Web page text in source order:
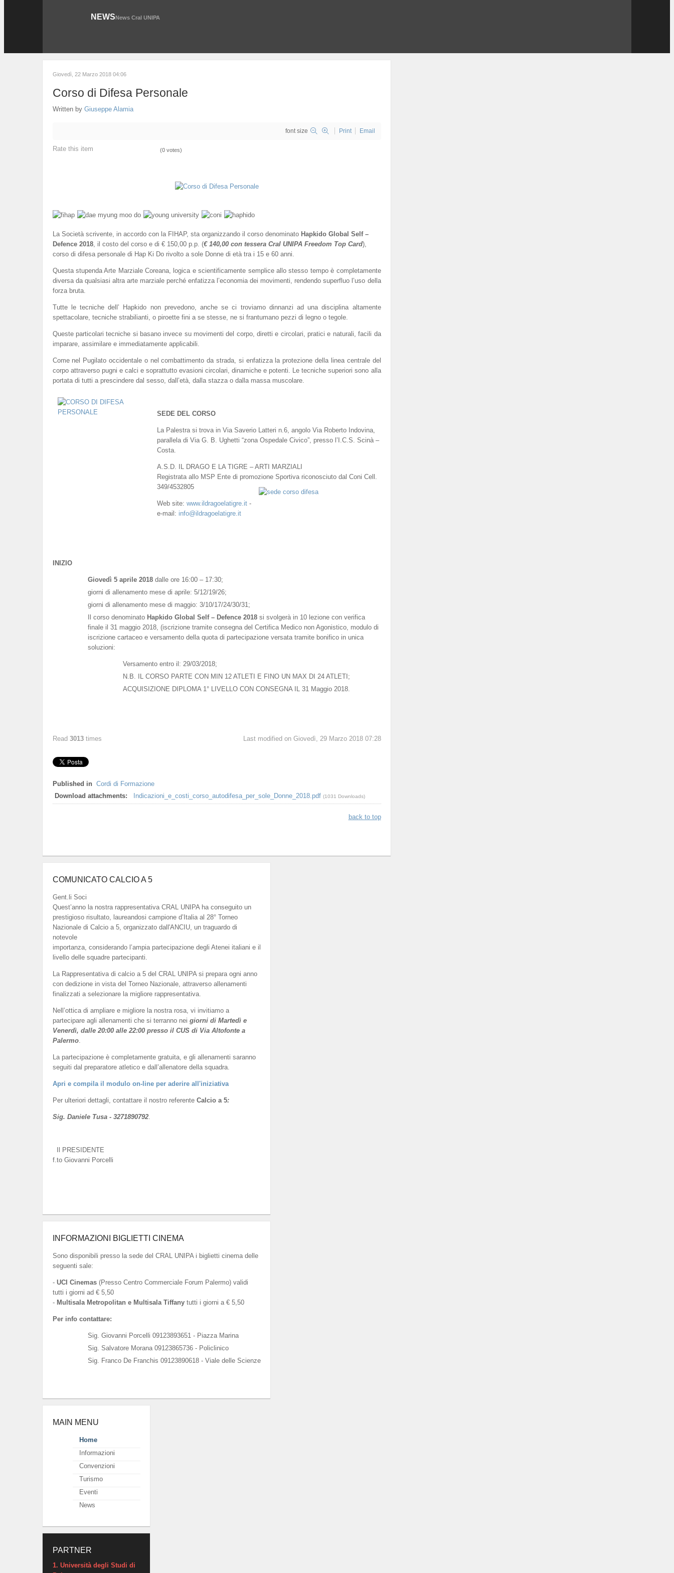
NEWSNews Cral UNIPA
Giovedì, 22 Marzo 2018 04:06
Corso di Difesa Personale
Written by Giuseppe Alamia
font size Print Email
Rate this item (0 votes)
La Società scrivente, in accordo con la FIHAP, sta organizzando il corso denominato Hapkido Global Self –
Defence 2018, il costo del corso e di € 150,00 p.p. (€ 140,00 con tessera Cral UNIPA Freedom Top Card),
corso di difesa personale di Hap Ki Do rivolto a sole Donne di età tra i 15 e 60 anni.
Questa stupenda Arte Marziale Coreana, logica e scientificamente semplice allo stesso tempo è completamente
diversa da qualsiasi altra arte marziale perché enfatizza l’economia dei movimenti, rendendo superfluo l’uso della
forza bruta.
Tutte le tecniche dell’ Hapkido non prevedono, anche se ci troviamo dinnanzi ad una disciplina altamente
spettacolare, tecniche strabilianti, o piroette fini a se stesse, ne si frantumano pezzi di legno o tegole.
Queste particolari tecniche si basano invece su movimenti del corpo, diretti e circolari, pratici e naturali, facili da
imparare, assimilare e immediatamente applicabili.
Come nel Pugilato occidentale o nel combattimento da strada, si enfatizza la protezione della linea centrale del
corpo attraverso pugni e calci e soprattutto evasioni circolari, dinamiche e potenti. Le tecniche superiori sono alla
portata di tutti a prescindere dal sesso, dall’età, dalla stazza o dalla massa muscolare.
SEDE DEL CORSO
La Palestra si trova in Via Saverio Latteri n.6, angolo Via Roberto Indovina,
parallela di Via G. B. Ughetti “zona Ospedale Civico”, presso l’I.C.S. Scinà –
Costa.
A.S.D. IL DRAGO E LA TIGRE – ARTI MARZIALI
Registrata allo MSP Ente di promozione Sportiva riconosciuto dal Coni Cell.
349/4532805
Web site: www.ildragoelatigre.it-
e-mail: info@ildragoelatigre.it
INIZIO
Giovedì 5 aprile 2018 dalle ore 16:00 – 17:30;
giorni di allenamento mese di aprile: 5/12/19/26;
giorni di allenamento mese di maggio: 3/10/17/24/30/31;
Il corso denominato Hapkido Global Self – Defence 2018si svolgerà in 10 lezione con verifica
finale il 31 maggio 2018, (iscrizione tramite consegna del Certifica Medico non Agonistico, modulo di
iscrizione cartaceo e versamento della quota di partecipazione versata tramite bonifico in unica
soluzioni:
Versamento entro il: 29/03/2018;
N.B. IL CORSO PARTE CON MIN 12 ATLETI E FINO UN MAX DI 24 ATLETI;
ACQUISIZIONE DIPLOMA 1° LIVELLO CON CONSEGNA IL 31 Maggio 2018.
Read 3013times Last modified on Giovedì, 29 Marzo 2018 07:28
Published in Cordi di Formazione
Download attachments:
Indicazioni_e_costi_corso_autodifesa_per_sole_Donne_2018.pdf (1031 Downloads)
back to top
COMUNICATO CALCIO A 5
Gent.li Soci
Quest’anno la nostra rappresentativa CRAL UNIPA ha conseguito un
prestigioso risultato, laureandosi campione d’Italia al 28° Torneo
Nazionale di Calcio a 5, organizzato dall'ANCIU, un traguardo di
notevole
importanza, considerando l’ampia partecipazione degli Atenei italiani e il
livello delle squadre partecipanti.
La Rappresentativa di calcio a 5 del CRAL UNIPA si prepara ogni anno
con dedizione in vista del Torneo Nazionale, attraverso allenamenti
finalizzati a selezionare la migliore rappresentativa.
Nell’ottica di ampliare e migliore la nostra rosa, vi invitiamo a
partecipare agli allenamenti che si terranno nei giorni di Martedì e
Venerdì, dalle 20:00 alle 22:00 presso il CUS di Via Altofonte a
Palermo.
La partecipazione è completamente gratuita, e gli allenamenti saranno
seguiti dal preparatore atletico e dall’allenatore della squadra.
Apri e compila il modulo on-line per aderire all'iniziativa
Per ulteriori dettagli, contattare il nostro referente Calcio a 5:
Sig. Daniele Tusa - 3271890792.
Il PRESIDENTE
f.to Giovanni Porcelli
INFORMAZIONI BIGLIETTI CINEMA
Sono disponibili presso la sede del CRAL UNIPA i biglietti cinema delle
seguenti sale:
- UCI Cinemas(Presso Centro Commerciale Forum Palermo) validi
tutti i giorni ad € 5,50
- Multisala Metropolitan e Multisala Tiffanytutti i giorni a € 5,50
Per info contattare:
Sig. Giovanni Porcelli 09123893651 - Piazza Marina
Sig. Salvatore Morana 09123865736 - Policlinico
Sig. Franco De Franchis 09123890618 - Viale delle Scienze
MAIN MENU
Home
Informazioni
Convenzioni
Turismo
Eventi
News
PARTNER
1. Università degli Studi di